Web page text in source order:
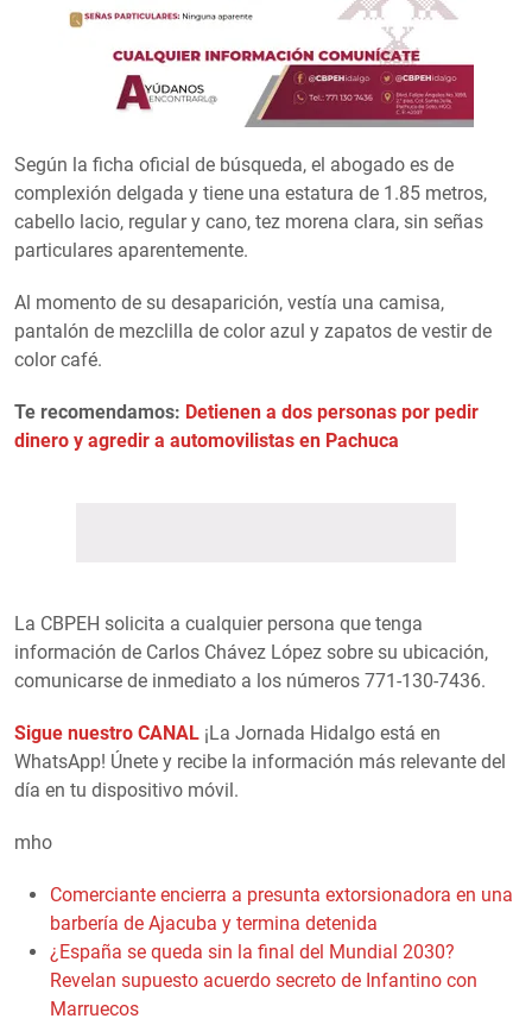
Según la ficha oficial de búsqueda, el abogado es de
complexión delgada y tiene una estatura de 1.85 metros,
cabello lacio, regular y cano, tez morena clara, sin señas
particulares aparentemente.
Al momento de su desaparición, vestía una camisa,
pantalón de mezclilla de color azul y zapatos de vestir de
color café.
Te recomendamos: Detienen a dos personas por pedir
dinero y agredir a automovilistas en Pachuca
La CBPEH solicita a cualquier persona que tenga
información de Carlos Chávez López sobre su ubicación,
comunicarse de inmediato a los números 771-130-7436.
Sigue nuestro CANAL ¡La Jornada Hidalgo está en
WhatsApp! Únete y recibe la información más relevante del
día en tu dispositivo móvil.
mho
Comerciante encierra a presunta extorsionadora en una
barbería de Ajacuba y termina detenida
¿España se queda sin la final del Mundial 2030?
Revelan supuesto acuerdo secreto de Infantino con
Marruecos